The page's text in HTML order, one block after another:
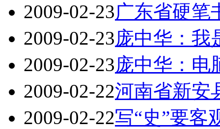
2009-02-23广东省硬笔
2009-02-23庞中华：我
2009-02-23庞中华：电
2009-02-22河南省新安
2009-02-22写“史”要